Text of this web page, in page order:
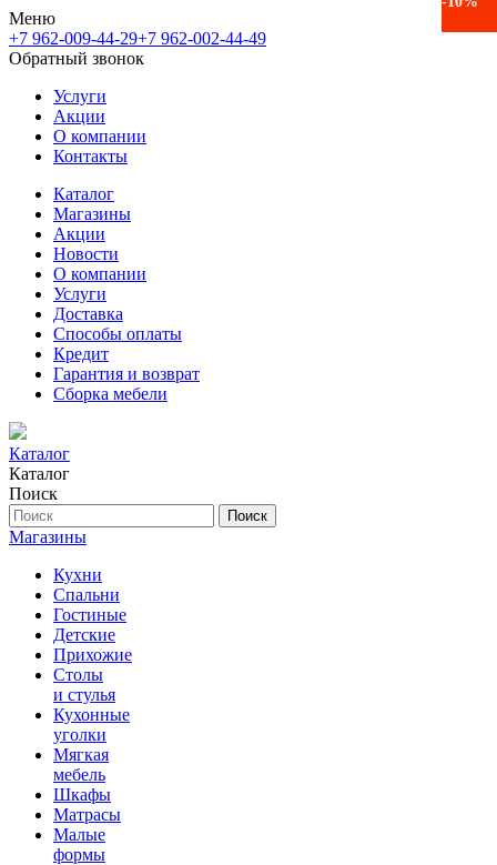
Меню
+7 962-009-44-29+7 962-002-44-49
Обратный звонок
Услуги
Акции
О компании
Контакты
Каталог
Магазины
Акции
Новости
О компании
Услуги
Доставка
Способы оплаты
Кредит
Гарантия и возврат
Сборка мебели
Каталог
Каталог
Поиск
Поиск
Магазины
Кухни
Спальни
Гостиные
Детские
Прихожие
Столы
и стулья
Кухонные
уголки
Мягкая
мебель
Шкафы
Матрасы
Малые
формы